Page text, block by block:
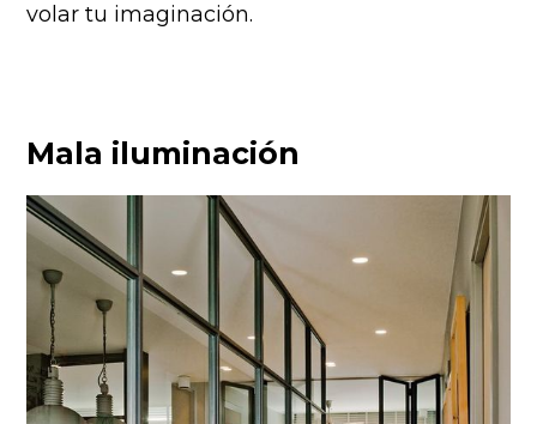
volar tu imaginación.
Mala iluminación